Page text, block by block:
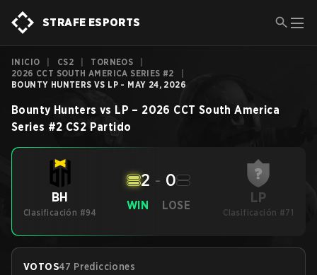
STRAFE ESPORTS
INICIO CS2 TORNEOS
2026 CCT SOUTH AMERICA SERIES #2
BOUNTY HUNTERS VS LP - MAY 24, 2026
Bounty Hunters vs LP – 2026 CCT South America
Series #2 CS2 Partido
BH
Clasificación #94
WIN
2 - 0
LOSE LP
Clasificación #71
VOTOS47 Predicciones